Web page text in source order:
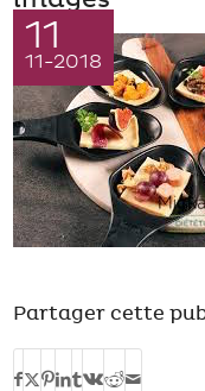
11
11-2018
Partager cette